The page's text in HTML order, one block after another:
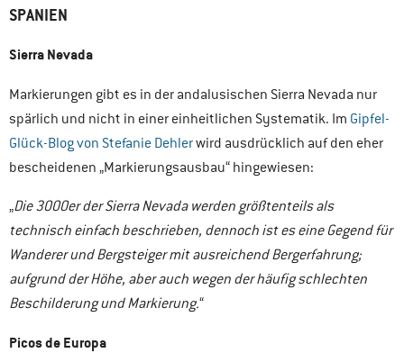
SPANIEN
Sierra Nevada
Markierungen gibt es in der andalusischen Sierra Nevada nur
spärlich und nicht in einer einheitlichen Systematik. Im Gipfel-
Glück-Blog von Stefanie Dehlerwird ausdrücklich auf den eher
bescheidenen „Markierungsausbau“ hingewiesen:
„Die 3000er der Sierra Nevada werden größtenteils als
technisch einfach beschrieben, dennoch ist es eine Gegend für
Wanderer und Bergsteiger mit ausreichend Bergerfahrung;
aufgrund der Höhe, aber auch wegen der häufig schlechten
Beschilderung und Markierung.“
Picos de Europa